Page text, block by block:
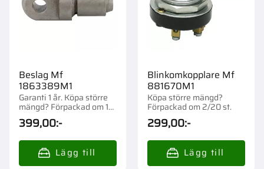
Beslag Mf
1863389M1
Garanti 1 år. Köpa större
mängd? Förpackad om 1
st.
399,00:-
Blinkomkopplare Mf
881670M1
Köpa större mängd?
Förpackad om 2/20 st.
299,00:-